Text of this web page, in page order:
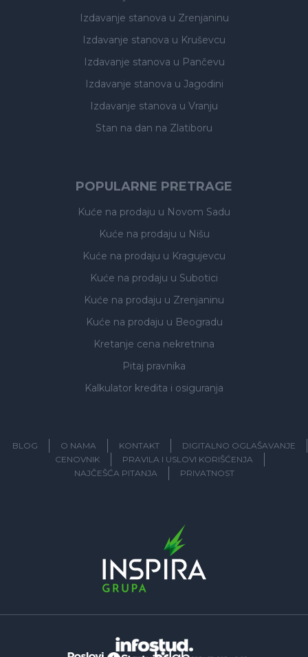
Izdavanje stanova u Zrenjaninu
Izdavanje stanova u Kruševcu
Izdavanje stanova u Pančevu
Izdavanje stanova u Jagodini
Izdavanje stanova u Vranju
Stan na dan na Zlatiboru
POPULARNE PRETRAGE
Kuće na prodaju u Novom Sadu
Kuće na prodaju u Nišu
Kuće na prodaju u Kragujevcu
Kuće na prodaju u Subotici
Kuće na prodaju u Zrenjaninu
Kuće na prodaju u Beogradu
Kretanje cena nekretnina
Pitaj pravnika
Kalkulator kredita i osiguranja
BLOG O NAMA KONTAKT
DIGITALNO OGLAŠAVANJE
CENOVNIK
PRAVILA I USLOVI KORIŠĆENJA
NAJČEŠĆA PITANJA
PRIVATNOST